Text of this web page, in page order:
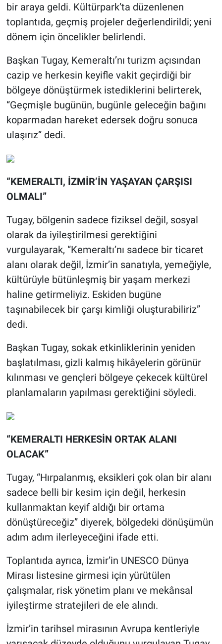
bir araya geldi. Kültürpark’ta düzenlenen
toplantıda, geçmiş projeler değerlendirildi; yeni
dönem için öncelikler belirlendi.
Başkan Tugay, Kemeraltı’nı turizm açısından
cazip ve herkesin keyifle vakit geçirdiği bir
bölgeye dönüştürmek istediklerini belirterek,
“Geçmişle bugünün, bugünle geleceğin bağını
koparmadan hareket edersek doğru sonuca
ulaşırız” dedi.
“KEMERALTI, İZMİR’İN YAŞAYAN ÇARŞISI
OLMALI”
Tugay, bölgenin sadece fiziksel değil, sosyal
olarak da iyileştirilmesi gerektiğini
vurgulayarak, “Kemeraltı’nı sadece bir ticaret
alanı olarak değil, İzmir’in sanatıyla, yemeğiyle,
kültürüyle bütünleşmiş bir yaşam merkezi
haline getirmeliyiz. Eskiden bugüne
taşınabilecek bir çarşı kimliği oluşturabiliriz”
dedi.
Başkan Tugay, sokak etkinliklerinin yeniden
başlatılması, gizli kalmış hikâyelerin görünür
kılınması ve gençleri bölgeye çekecek kültürel
planlamaların yapılması gerektiğini söyledi.
“KEMERALTI HERKESİN ORTAK ALANI
OLACAK”
Tugay, “Hırpalanmış, eksikleri çok olan bir alanı
sadece belli bir kesim için değil, herkesin
kullanmaktan keyif aldığı bir ortama
dönüştüreceğiz” diyerek, bölgedeki dönüşümün
adım adım ilerleyeceğini ifade etti.
Toplantıda ayrıca, İzmir’in UNESCO Dünya
Mirası listesine girmesi için yürütülen
çalışmalar, risk yönetim planı ve mekânsal
iyileştirme stratejileri de ele alındı.
İzmir’in tarihsel mirasının Avrupa kentleriyle